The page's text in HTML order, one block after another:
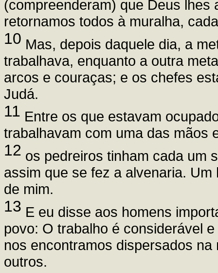
(compreenderam) que Deus lhes
retornamos todos à muralha,
10 Mas, depois daquele dia, a
trabalhava, enquanto a outra
arcos e couraças; e os chefes
Judá.
11 Entre os que estavam
trabalhavam com uma das mãos
12 os pedreiros tinham cada um
assim que se fez a alvenaria.
de mim.
13 E eu disse aos homens
povo: O trabalho é considerável
nos encontramos dispersados
outros.